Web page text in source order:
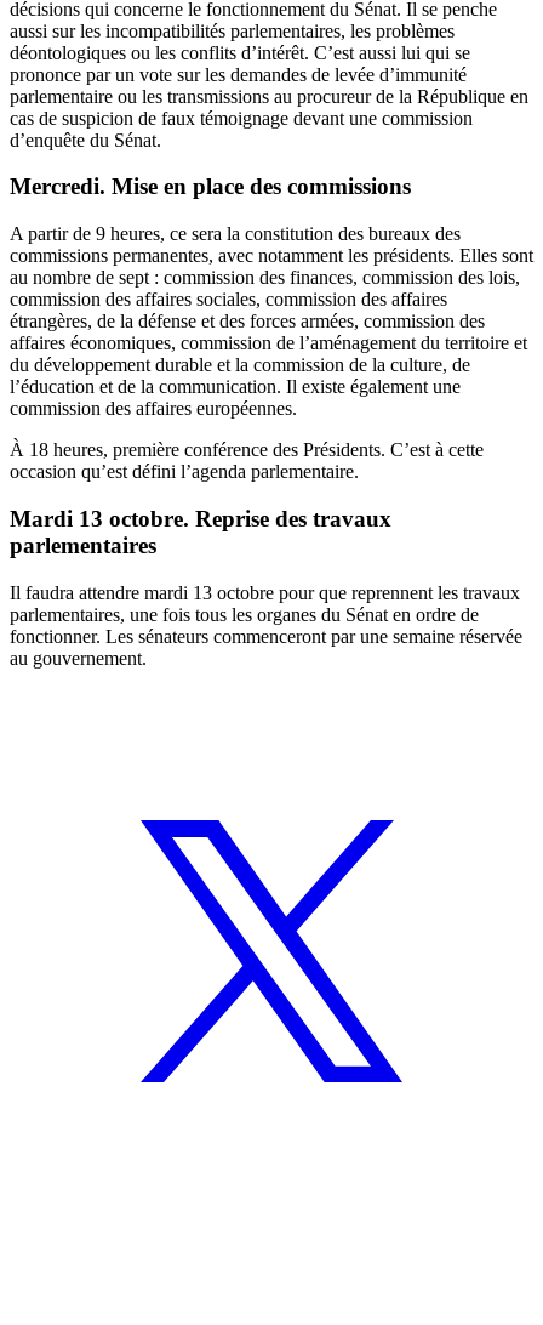
décisions qui concerne le fonctionnement du Sénat. Il se penche
aussi sur les incompatibilités parlementaires, les problèmes
déontologiques ou les conflits d’intérêt. C’est aussi lui qui se
prononce par un vote sur les demandes de levée d’immunité
parlementaire ou les transmissions au procureur de la République en
cas de suspicion de faux témoignage devant une commission
d’enquête du Sénat.
Mercredi. Mise en place des commissions
A partir de 9 heures, ce sera la constitution des bureaux des
commissions permanentes, avec notamment les présidents. Elles sont
au nombre de sept : commission des finances, commission des lois,
commission des affaires sociales, commission des affaires
étrangères, de la défense et des forces armées, commission des
affaires économiques, commission de l’aménagement du territoire et
du développement durable et la commission de la culture, de
l’éducation et de la communication. Il existe également une
commission des affaires européennes.
À 18 heures, première conférence des Présidents. C’est à cette
occasion qu’est défini l’agenda parlementaire.
Mardi 13 octobre. Reprise des travaux
parlementaires
Il faudra attendre mardi 13 octobre pour que reprennent les travaux
parlementaires, une fois tous les organes du Sénat en ordre de
fonctionner. Les sénateurs commenceront par une semaine réservée
au gouvernement.